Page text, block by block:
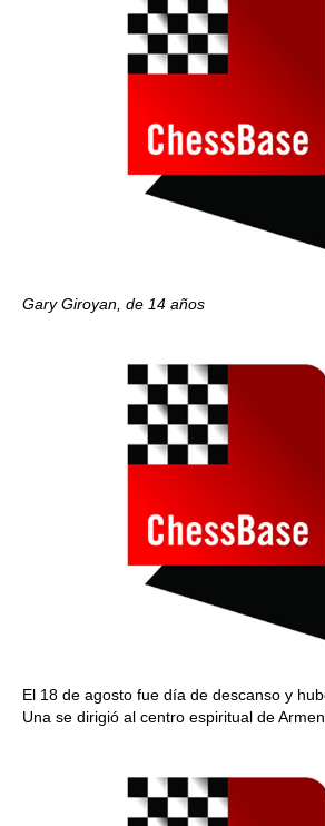
Gary Giroyan, de 14 años
El 18 de agosto fue día de descanso y
Una se dirigió al centro espiritual de